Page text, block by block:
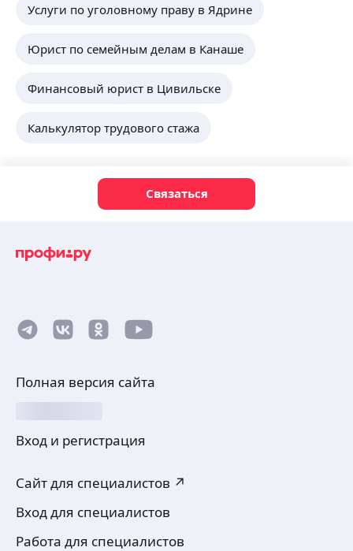
Услуги по уголовному праву в Ядрине
Юрист по семейным делам в Канаше
Финансовый юрист в Цивильске
Калькулятор трудового стажа
Связаться
Полная версия сайта
Вход и регистрация
Сайт для специалистов ↗
Вход для специалистов
Работа для специалистов